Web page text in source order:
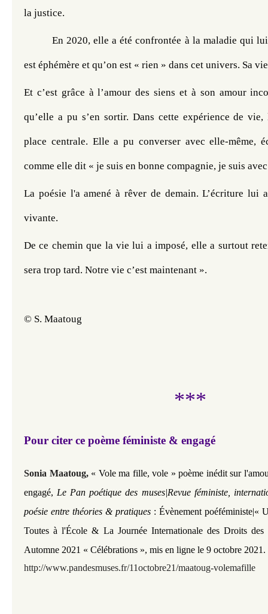
la justice.
En 2020, elle a été confrontée à la maladie qui
est éphémère et qu’on est « rien » dans cet univers. Sa
Et c’est grâce à l’amour des siens et à son amour
qu’elle a pu s’en sortir. Dans cette expérience de
place centrale. Elle a pu converser avec elle-même,
comme elle dit « je suis en bonne compagnie, je suis
La poésie l'a amené à rêver de demain. L’écriture lui
vivante.
De ce chemin que la vie lui a imposé, elle a surtout
sera trop tard. Notre vie c’est maintenant ».
© S. Maatoug
***
Pour citer ce poème féministe & engagé
Sonia Maatoug, « Vole ma fille, vole » poème inédit sur
engagé, Le Pan poétique des muses|Revue féministe,
poésie entre théories & pratiques : Évènement poéféministe|«
Toutes à l'École & La Journée Internationale des Droits
Automne 2021 « Célébrations », mis en ligne le 9 octobre
http://www.pandesmuses.fr/11octobre21/maatoug-volemafille